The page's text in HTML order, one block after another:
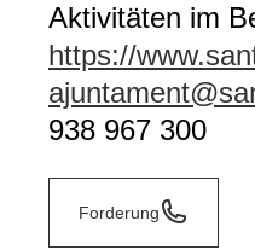
Aktivitäten im
https://
938 967 300
Forderung